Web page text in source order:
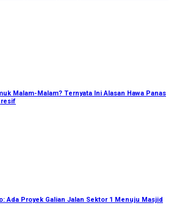
Malam-Malam? Ternyata Ini Alasan Hawa Panas
Ada Proyek Galian Jalan Sektor 1 Menuju Masjid